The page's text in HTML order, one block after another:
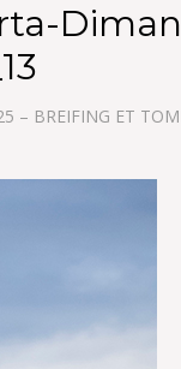
– BREIFING ET